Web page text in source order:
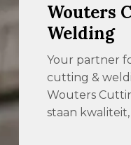
Assink &
Assink &
een eeuw
adres voor